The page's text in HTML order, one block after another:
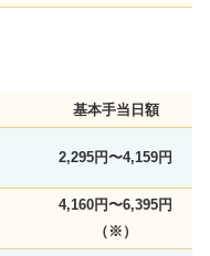
基本手当日額
2,295円〜4,159円
4,160円〜6,395円
（※）